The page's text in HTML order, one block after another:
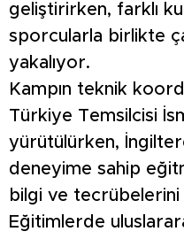
geliştirirken, farklı
sporcularla birlikte
yakalıyor.
Kampın teknik
Türkiye Temsilcisi
yürütülürken,
deneyime sahip
bilgi ve
Eğitimlerde